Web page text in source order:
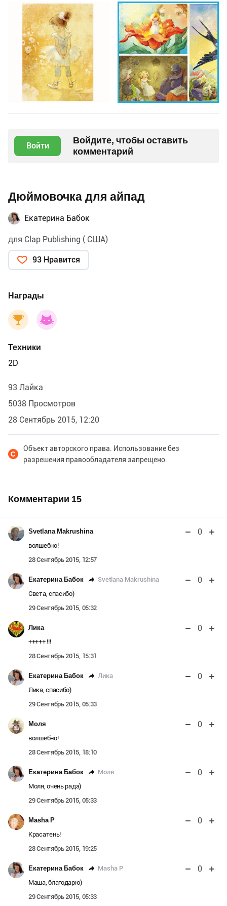
Войти
Войдите, чтобы оставить
комментарий
Дюймовочка для айпад
Екатерина Бабок
для Clap Publishing ( США)
93 Нравится
Награды
Техники
2D
93 Лайка
5038 Просмотров
28 Сентябрь 2015, 12:20
Объект авторского права. Использование без
разрешения правообладателя запрещено.
Комментарии 15
Svetlana Makrushina 0
волшебно!
28 Сентябрь 2015, 12:57
Екатерина Бабок Svetlana Makrushina 0
Света, спасибо)
29 Сентябрь 2015, 05:32
Лика 0
+++++ !!!
28 Сентябрь 2015, 15:31
Екатерина Бабок Лика 0
Лика, спасибо)
29 Сентябрь 2015, 05:33
Моля 0
волшебно!
28 Сентябрь 2015, 18:10
Екатерина Бабок Моля 0
Моля, очень рада)
29 Сентябрь 2015, 05:33
Masha P 0
Красатень!
28 Сентябрь 2015, 19:25
Екатерина Бабок Masha P 0
Маша, благодарю)
29 Сентябрь 2015, 05:33